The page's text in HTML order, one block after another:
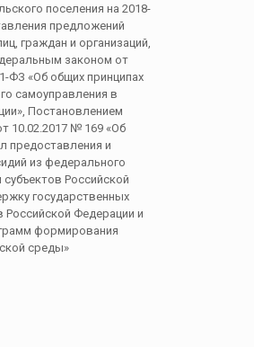
поселения на 2018-
предложений
граждан и организаций,
законом от
ФЗ «Об общих принципах
самоуправления в
Постановлением
10.02.2017 № 169 «Об
предоставления и
из федерального
Российской
государственных
Российской Федерации и
формирования
среды»